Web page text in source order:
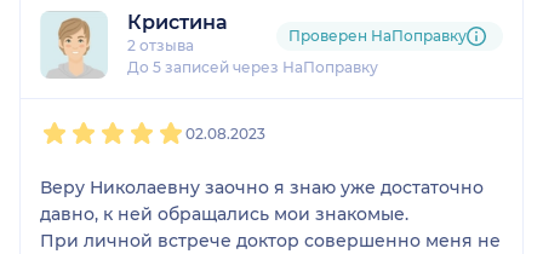
Кристина
2 отзыва
До 5 записей через НаПоправку
Проверен НаПоправку
02.08.2023
Веру Николаевну заочно я знаю уже достаточно
давно, к ней обращались мои знакомые.
При личной встрече доктор совершенно меня не